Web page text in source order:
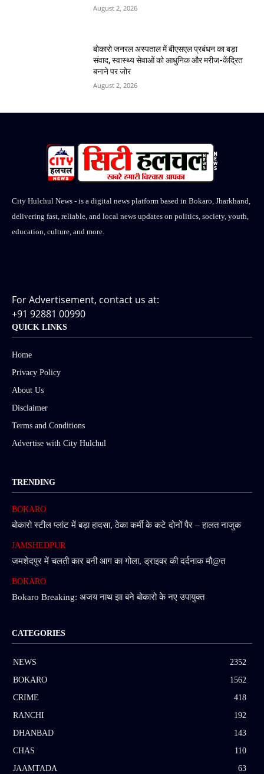
August 2, 2026
बोकारो जनरल अस्पताल में बीएसएल प्रबंधन का बड़ा
संवाद, स्वास्थ्य सेवाओं को आधुनिक और मरीज-केंद्रित
बनाने पर जोर
August 2, 2026
City Hulchul News - is a digital news platform based in Bokaro, Jharkhand,
delivering fast, reliable, and local news updates on politics, society, youth,
education, culture, and more.
For Advertisement, contact us at:
+91 92881 00990
QUICK LINKS
Home
Privacy Policy
About Us
Disclaimer
Terms and Conditions
Advertise with City Hulchul
TRENDING
BOKARO
बोकारो स्टील प्लांट में बड़ा हादसा, ठेका कर्मी के कटे दोनों पैर – हालत नाजुक
JAMSHEDPUR
जमशेदपुर में चलती कार बनी आग का गोला, ड्राइवर की दर्दनाक मौ@त
BOKARO
Bokaro Breaking: अजय नाथ झा बने बोकारो के नए उपायुक्त
CATEGORIES
NEWS
2352
BOKARO
1562
CRIME
418
RANCHI
192
DHANBAD
143
CHAS
110
JAAMTADA
63